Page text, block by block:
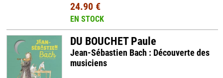
24.90 €
EN STOCK
DU BOUCHET Paule
Jean-Sébastien Bach : Découverte des
musiciens